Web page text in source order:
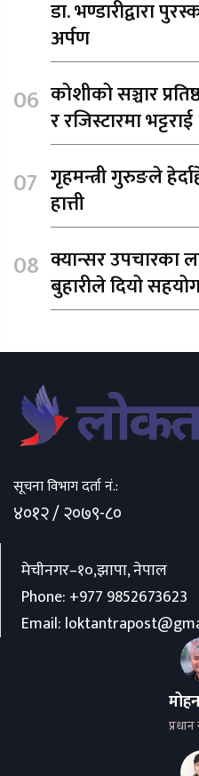
डा. भण्डारीद्वारा
अर्पण
कोशीको सञ्चार
र रजिस्टारमा भट्टराई
गृहमन्त्री गुरुङले
हात्ती
क्यान्सर उपचारका
बुहारीले दियो
सूचना विभाग दर्ता नं.:
४०१२ / २०७९-८०
मेचीनगर–१०,झापा, नेपाल
Phone: +977 9852673623
Email: